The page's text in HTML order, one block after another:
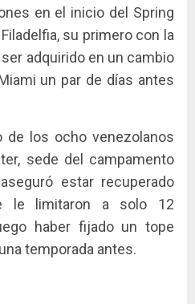
en el inicio del Spring
su primero con la
adquirido en un cambio
un par de días antes
de los ocho venezolanos
sede del campamento
estar recuperado
le limitaron a solo 12
haber fijado un tope
temporada antes.